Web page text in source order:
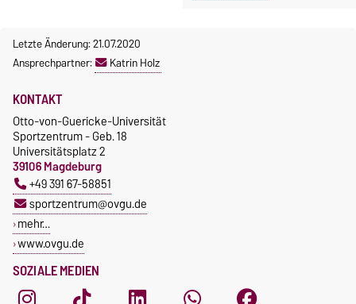
Letzte Änderung: 21.07.2020
Ansprechpartner:
Katrin Holz
SOZIALE MEDIEN
KONTAKT
Otto-von-Guericke-Universität
Sportzentrum - Geb. 18
Universitätsplatz 2
39106 Magdeburg
+49 391 67-58851
sportzentrum@ovgu.de
mehr…
www.ovgu.de